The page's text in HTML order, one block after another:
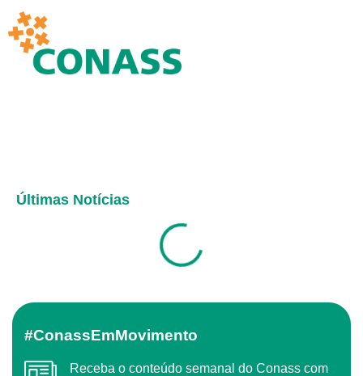
Últimas Notícias
#ConassEmMovimento
Receba o conteúdo semanal do Conass com